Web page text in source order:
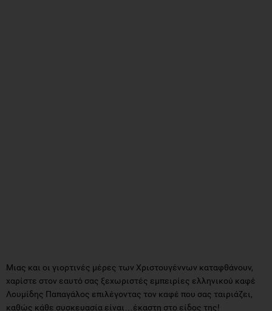
Μιας και οι γιορτινές μέρες των Χριστουγέννων καταφθάνουν,
χαρίστε στον εαυτό σας ξεχωριστές εμπειρίες ελληνικού καφέ
Λουμίδης Παπαγάλος επιλέγοντας τον καφέ που σας ταιριάζει,
καθώς κάθε συσκευασία είναι…έκαστη στο είδος της!